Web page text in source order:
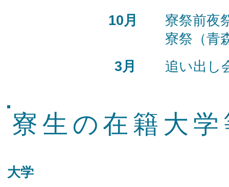
10月
寮祭前夜
寮祭（青
3月
追い出し
寮生の在籍大
大学